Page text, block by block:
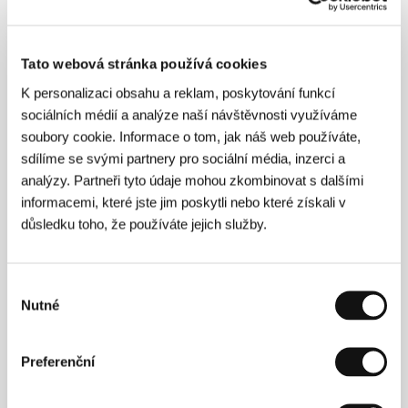
Tato webová stránka používá cookies
K personalizaci obsahu a reklam, poskytování funkcí
sociálních médií a analýze naší návštěvnosti využíváme
soubory cookie. Informace o tom, jak náš web používáte,
sdílíme se svými partnery pro sociální média, inzerci a
analýzy. Partneři tyto údaje mohou zkombinovat s dalšími
informacemi, které jste jim poskytli nebo které získali v
důsledku toho, že používáte jejich služby.
souhlasu
Nutné
Preferenční
Před třemi lety byl nalezen negativ ztraceného finského
filmu z roku 1937. Okénka nitrátového materiálu za léta
přirozených chemických procesů a postupné degradace
proměnila obrazy filmového melodramatu. Části
naskenovaného negativu i se všemi vadami tvoří
úchvatnou materializaci času, ale i svědectví
proměnlivosti významů a percepce.
Přízračná jízda
(Phantom Ride Phantom)
inspiruje prvky tzv. phantom rides němého filmu a přetváří
je v typicky originální a přízračnou cestu, ve které se
přírodou.